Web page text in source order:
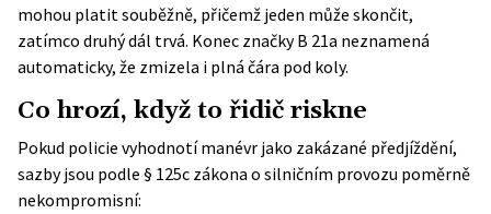
mohou platit souběžně, přičemž jeden může skončit,
zatímco druhý dál trvá. Konec značky B 21a neznamená
automaticky, že zmizela i plná čára pod koly.
Co hrozí, když to řidič riskne
Pokud policie vyhodnotí manévr jako zakázané předjíždění,
sazby jsou podle § 125c zákona o silničním provozu poměrně
nekompromisní: